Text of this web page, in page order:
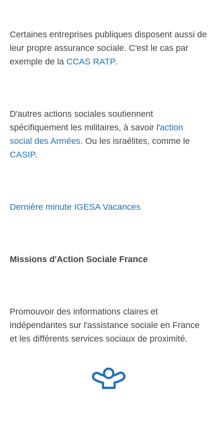
Certaines entreprises publiques disposent aussi de
leur propre assurance sociale. C'est le cas par
exemple de la CCAS RATP.
D'autres actions sociales soutiennent
spécifiquement les militaires, à savoir l'action
social des Armées. Ou les israélites, comme le
CASIP.
Dernière minute IGESA Vacances
Missions d'Action Sociale France
Promouvoir des informations claires et
indépendantes sur l'assistance sociale en France
et les différents services sociaux de proximité.